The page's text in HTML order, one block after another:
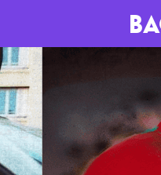
AGENDA
Paris